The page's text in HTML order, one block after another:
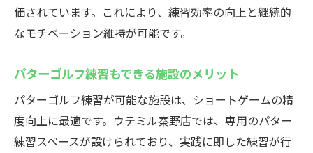
価されています。これにより、練習効率の向上と継続的
なモチベーション維持が可能です。
パターゴルフ練習もできる施設のメリット
パターゴルフ練習が可能な施設は、ショートゲームの精
度向上に最適です。ウテミル秦野店では、専用のパター
練習スペースが設けられており、実践に即した練習が行